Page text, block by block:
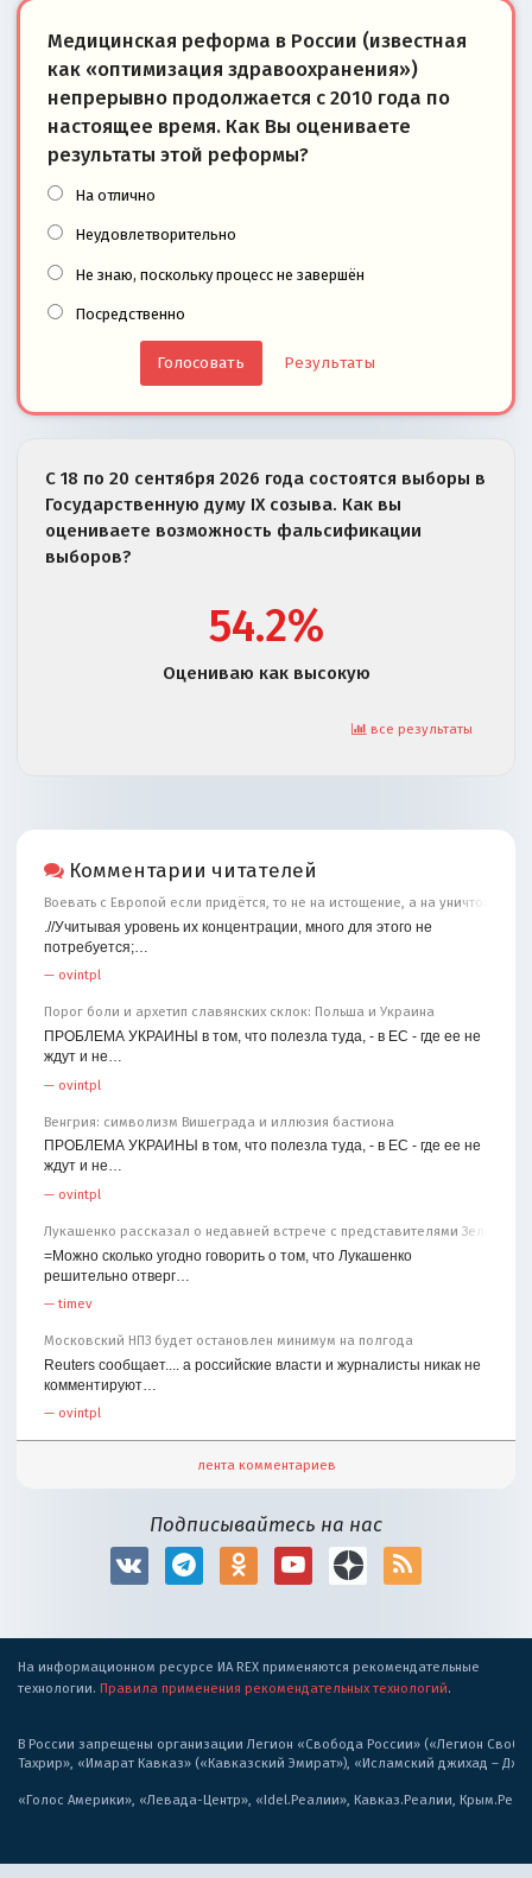
Медицинская реформа в России (известная
как «оптимизация здравоохранения»)
непрерывно продолжается с 2010 года по
настоящее время. Как Вы оцениваете
результаты этой реформы?
На отлично
Неудовлетворительно
Не знаю, поскольку процесс не завершён
Посредственно
Результаты
С 18 по 20 сентября 2026 года состоятся выборы в
Государственную думу IX созыва. Как вы
оцениваете возможность фальсификации
выборов?
54.2%
Оцениваю как высокую
все результаты
Комментарии читателей
Воевать с Европой если придётся, то не на истощение, а на уничтожение
.//Учитывая уровень их концентрации, много для этого не
потребуется;…
— ovintpl
Порог боли и архетип славянских склок: Польша и Украина
ПРОБЛЕМА УКРАИНЫ в том, что полезла туда, - в ЕС - где ее не
ждут и не…
— ovintpl
Венгрия: символизм Вишеграда и иллюзия бастиона
ПРОБЛЕМА УКРАИНЫ в том, что полезла туда, - в ЕС - где ее не
ждут и не…
— ovintpl
Лукашенко рассказал о недавней встрече с представителями
=Можно сколько угодно говорить о том, что Лукашенко
решительно отверг…
—timev
Московский НПЗ будет остановлен минимум на полгода
Reuters сообщает.... а российские власти и журналисты никак не
комментируют…
— ovintpl
лента комментариев
Подписывайтесь на нас
На информационном ресурсе ИА REX применяются рекомендательные
технологии. Правила применения рекомендательных технологий.
В России запрещены организации Легион «Свобода России» («Легион
Тахрир», «Имарат Кавказ» («Кавказский Эмират»), «Исламский джихад –
«Голос Америки», «Левада-Центр», «Idel.Реалии», Кавказ.Реалии,